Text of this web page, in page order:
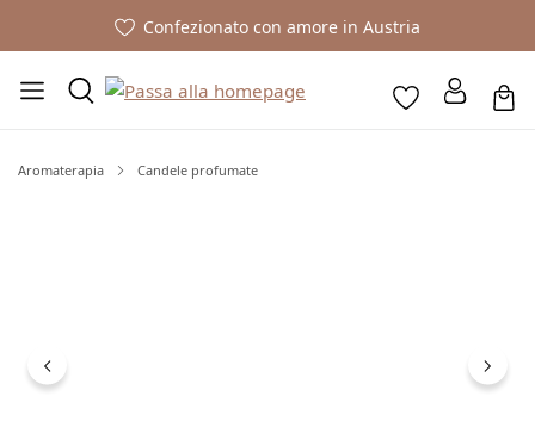
Confezionato con amore in Austria
Aromaterapia Candele profumate